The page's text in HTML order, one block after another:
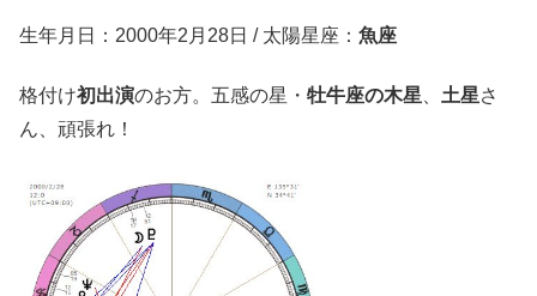
生年月日：2000年2月28日 / 太陽星座： 魚座
格付け初出演のお方。五感の星・ 牡牛座の木星、 土星さ
ん、頑張れ！